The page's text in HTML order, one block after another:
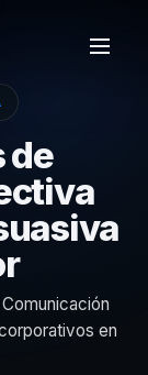
de
en